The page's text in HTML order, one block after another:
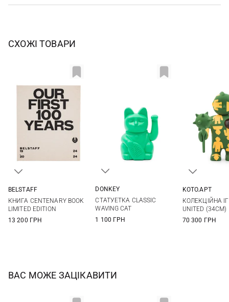
СХОЖІ ТОВАРИ
BELSTAFF
КНИГА CENTENARY BOOK
LIMITED EDITION
13 200 ГРН
DONKEY
СТАТУЕТКА CLASSIC
WAVING CAT
1 100 ГРН
KOTO.APT
КОЛЕКЦІЙНА
UNITED (34СМ)
70 300 ГРН
ВАС МОЖЕ ЗАЦІКАВИТИ